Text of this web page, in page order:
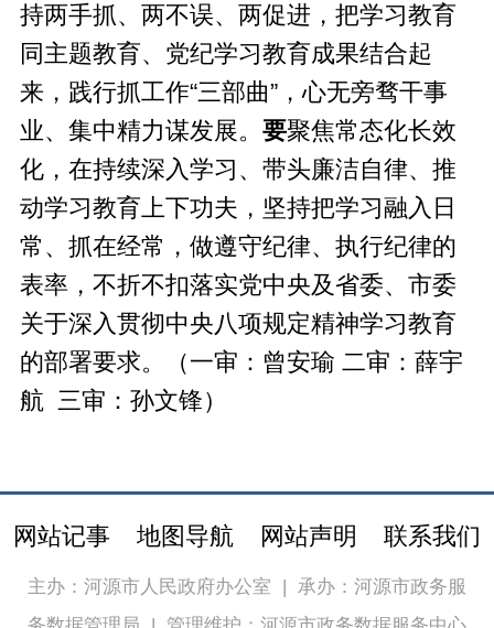
持两手抓、两不误、两促进，把学习教育
同主题教育、党纪学习教育成果结合起
来，践行抓工作“三部曲”，心无旁骛干事
业、集中精力谋发展。 要聚焦常态化长效
化，在持续深入学习、带头廉洁自律、推
动学习教育上下功夫，坚持把学习融入日
常、抓在经常，做遵守纪律、执行纪律的
表率，不折不扣落实党中央及省委、市委
关于深入贯彻中央八项规定精神学习教育
的部署要求。（一审：曾安瑜 二审：薛宇
航 三审：孙文锋）
网站记事 地图导航 网站声明 联系我们
主办：河源市人民政府办公室 | 承办：河源市政务服